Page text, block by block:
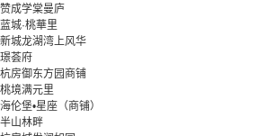
赞成学棠曼庐
蓝城·桃華里
新城龙湖湾上风华
璟荟府
杭房御东方园商铺
桃境满元里
海伦堡•星座（商铺）
半山林畔